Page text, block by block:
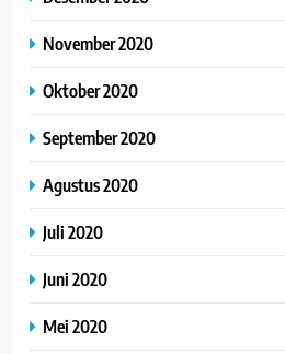
November 2020
Oktober 2020
September 2020
Agustus 2020
Juli 2020
Juni 2020
Mei 2020